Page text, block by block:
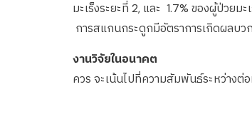
มะเร็งระยะที่ 2, และ 1.7% ของผู้ป่วยมะ
การสแกนกระดูกมีอัตราการเกิดผลบว
งานวิจัยในอนาคต
ควร จะเน้นไปที่ความสัมพันธ์ระหว่างต่